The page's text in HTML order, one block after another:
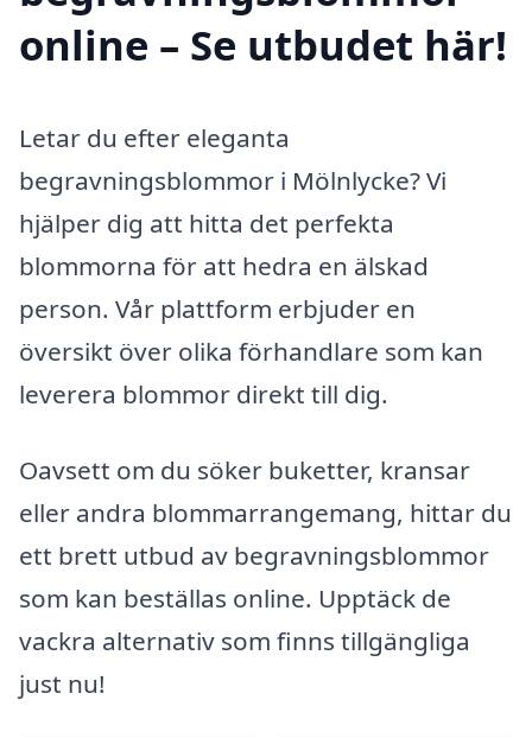
online – Se utbudet här!
Letar du efter eleganta
begravningsblommor i Mölnlycke? Vi
hjälper dig att hitta det perfekta
blommorna för att hedra en älskad
person. Vår plattform erbjuder en
översikt över olika förhandlare som kan
leverera blommor direkt till dig.
Oavsett om du söker buketter, kransar
eller andra blommarrangemang, hittar du
ett brett utbud av begravningsblommor
som kan beställas online. Upptäck de
vackra alternativ som finns tillgängliga
just nu!